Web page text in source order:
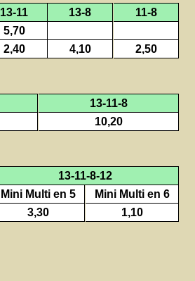
13-11 13-8
11-8
5,70
2,40 4,10 2,50
13-11-8
10,20
13-11-8-12
Mini Multi en 5
Mini Multi en 6
3,30 1,10